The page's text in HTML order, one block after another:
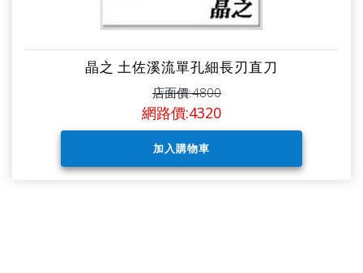
晶之 土佐溪流單孔細長刃直刀
店面價:4800
網路價:4320